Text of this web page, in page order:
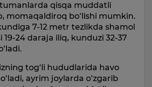
qisqa muddatli
momaqaldiroq bo‘lishi mumkin.
7-12 metr tezlikda shamol
19-24 daraja iliq, kunduzi 32-37
tog‘li hududlarida havo
ayrim joylarda o‘zgarib